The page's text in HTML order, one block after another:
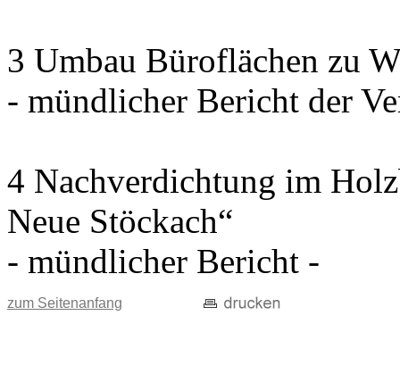
3 Umbau Büroflächen zu
- mündlicher Bericht der
4 Nachverdichtung im
Neue Stöckach“
- mündlicher Bericht -
zum Seitenanfang